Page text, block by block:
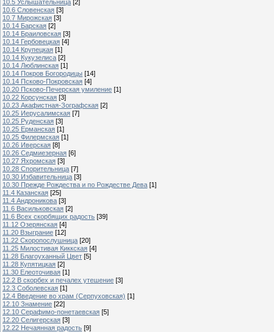
10.5 Услышательница [2]
10.6 Словенская [3]
10.7 Мирожская [3]
10.14 Барская [2]
10.14 Браиловская [3]
10.14 Гербовецкая [4]
10.14 Крупецкая [1]
10.14 Кукузелиса [2]
10.14 Люблинская [1]
10.14 Покров Богородицы [14]
10.14 Псково-Покровская [4]
10.20 Псково-Печерская умиление [1]
10.22 Корсунская [3]
10.23 Акафистная-Зографская [2]
10.25 Иерусалимская [7]
10.25 Руденская [3]
10.25 Ерманская [1]
10.25 Филермская [1]
10.26 Иверская [8]
10.26 Седмиезерная [6]
10.27 Яхромская [3]
10.28 Спорительница [7]
10.30 Избавительница [3]
10.30 Прежде Рождества и по Рождестве Дева [1]
11.4 Казанская [25]
11.4 Андроникова [3]
11.6 Васильковская [2]
11.6 Всех скорбящих радость [39]
11.12 Озерянская [4]
11.20 Взыграние [12]
11.22 Скоропослушница [20]
11.25 Милостивая Киккская [4]
11.28 Благоуханный Цвет [5]
11.28 Купятицкая [2]
11.30 Елеоточивая [1]
12.2 В скорбех и печалех утешение [3]
12.3 Соболевская [1]
12.4 Введение во храм (Серпуховская) [1]
12.10 Знамение [22]
12.10 Серафимо-понетаевская [5]
12.20 Селигерская [3]
12.22 Нечаянная радость [9]